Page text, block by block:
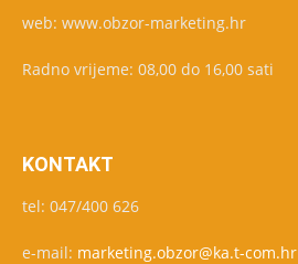
web: www.obzor-marketing.hr
Radno vrijeme: 08,00 do 16,00 sati
KONTAKT
tel: 047/400 626
e-mail: marketing.obzor@ka.t-com.hr